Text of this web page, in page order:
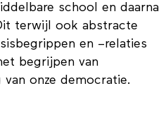
school en daarna
terwijl ook abstracte
en –relaties
begrijpen van
onze democratie.